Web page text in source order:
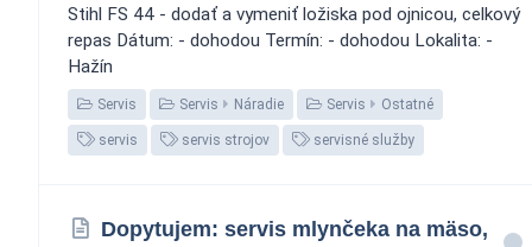
Stihl FS 44 - dodať a vymeniť ložiska pod ojnicou, celkový
repas Dátum: - dohodou Termín: - dohodou Lokalita: -
Hažín
Servis Servis Náradie Servis Ostatné
servis servis strojov servisné služby
Dopytujem: servis mlynčeka na mäso,